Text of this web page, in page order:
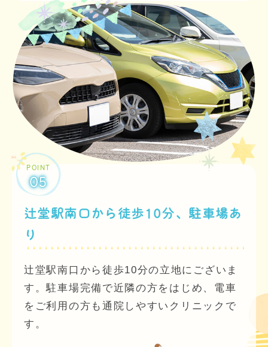
POINT
05
辻堂駅南口から徒歩10分、駐車場あ
り
辻堂駅南口から徒歩10分の立地にございま
す。駐車場完備で近隣の方をはじめ、電車
をご利用の方も 通院しやすいクリニックで
す。